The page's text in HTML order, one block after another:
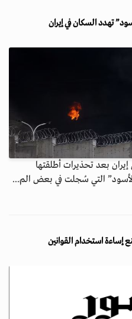
تهدد السكان في إيران
بعد تحذيرات أطلقتها
التي سُجلت في بعض الم...
إساءة استخدام القوانين